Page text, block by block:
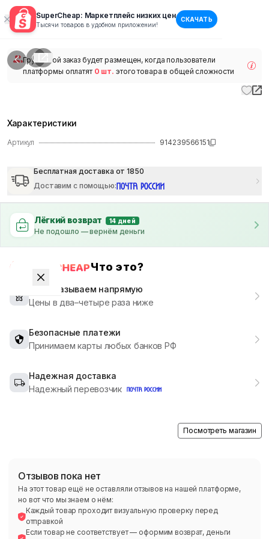
SuperCheap: Маркетплейс низких цен
Тысячи товаров в удобном приложении!
СКАЧАТЬ
1/
Групповой заказ будет размещен, когда пользователи
платформы оплатят 0 шт. этого товара в общей сложности
Характеристики
Артикул 914239566151
Бесплатная доставка от 1850
Доставим с помощью:
Лёгкий возврат 14 дней
Не подошло — вернём деньги
Что это?
Мы заказываем напрямую
Цены в два–четыре раза ниже
Безопасные платежи
Принимаем карты любых банков РФ
Надежная доставка
Надежный перевозчик
Посмотреть магазин
Отзывов пока нет
На этот товар ещё не оставляли отзывов на нашей платформе,
но вот что мы знаем о нём:
Каждый товар проходит визуальную проверку перед
отправкой
Если товар не соответствует — оформим возврат, деньги